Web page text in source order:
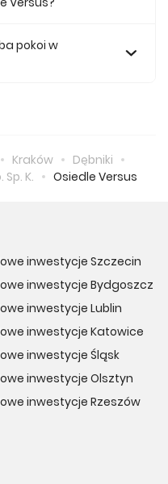
mieszkanie
pokoi w
Kraków
Dębniki
K.
Osiedle Versus
inwestycje Szczecin
inwestycje Bydgoszcz
inwestycje Lublin
inwestycje Katowice
inwestycje Śląsk
inwestycje Olsztyn
inwestycje Rzeszów